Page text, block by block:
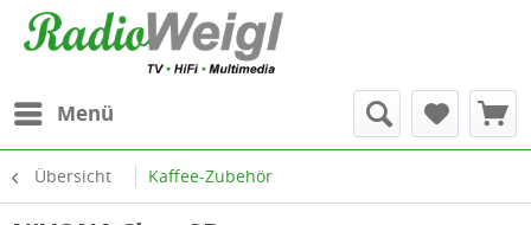
Menü
Übersicht Kaffee-Zubehör